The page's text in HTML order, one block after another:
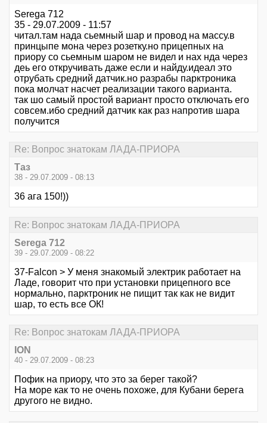
Serega 712
35 - 29.07.2009 - 11:57
читал.там нада сьемный шар и провод на массу.в
принцыпе мона через розетку.но прицепных на
приору со сьемным шаром не видел и нах нда через
деь его откручивать даже если и найду.идеал это
отрубать средний датчик.но разрабы парктроника
пока молчат насчет реализации такого варианта.
так шо самый простой вариант просто отключать его
совсем.ибо средний датчик как раз напротив шара
получится
Re: Вопрос знатокам ЛАДА-ПРИОРА
Таз
38 - 29.07.2009 - 08:13
36 ага 150!))
Re: Вопрос знатокам ЛАДА-ПРИОРА
Serega 712
39 - 29.07.2009 - 08:22
37-Falcon > У меня знакомый электрик работает на
Ладе, говорит что при установки прицепного все
нормально, парктроник не пищит так как не видит
шар, то есть все ОК!
Re: Вопрос знатокам ЛАДА-ПРИОРА
ION
40 - 29.07.2009 - 08:23
Пофик на приору, что это за берег такой?
На море как то не очень похоже, для Кубани берега
другого не видно.